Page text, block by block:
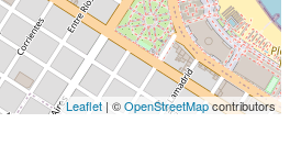
Leaflet | ©OpenStreetMapcontributors